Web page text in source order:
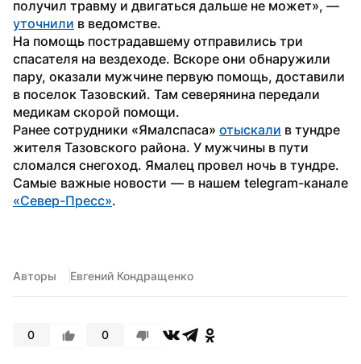
уточнили в ведомстве.
На помощь пострадавшему отправились три
спасателя на вездеходе. Вскоре они обнаружили
пару, оказали мужчине первую помощь, доставили
в поселок Тазовский. Там северянина передали
медикам скорой помощи.
Ранее сотрудники «Ямалспаса» отыскали в тундре
жителя Тазовского района. У мужчины в пути
сломался снегоход. Ямалец провел ночь в тундре.
«Север-Пресс».
Авторы Евгений Кондращенко
0 0